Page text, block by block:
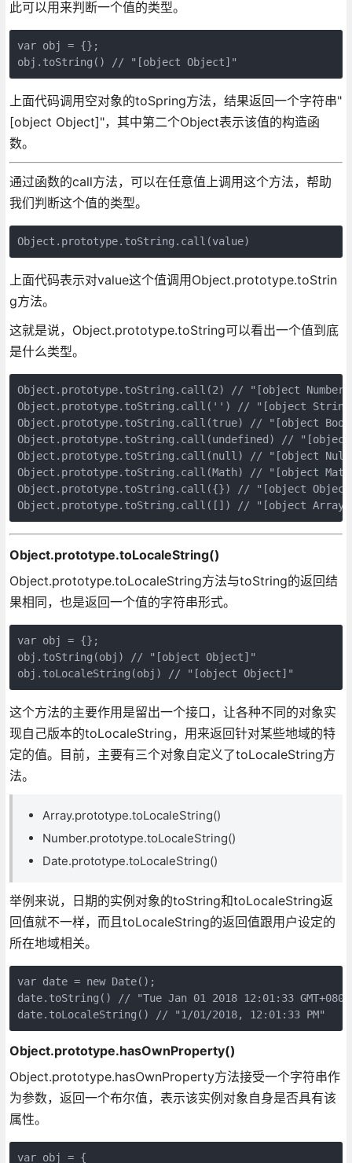
此可以用来判断一个值的类型。
var obj = {};
上面代码调用空对象的toSpring方法，结果返回一个字符串"
[object Object]"，其中第二个Object表示该值的构造函
数。
通过函数的call方法，可以在任意值上调用这个方法，帮助
我们判断这个值的类型。
上面代码表示对value这个值调用Object.prototype.toStrin
g方法。
这就是说，Object.prototype.toString可以看出一个值到底
是什么类型。
Object.prototype.toString.call(2) // "[object
Object.prototype.toString.call('') // "[object
Object.prototype.toString.call(true) // "[object
Object.prototype.toString.call(undefined) // "[object
Object.prototype.toString.call(null) // "[object
Object.prototype.toString.call(Math) // "[object
Object.prototype.toString.call({}) // "[object
Object.prototype.toLocaleString()
Object.prototype.toLocaleString方法与toString的返回结
果相同，也是返回一个值的字符串形式。
var obj = {};
obj.toString(obj) // "[object Object]"
这个方法的主要作用是留出一个接口，让各种不同的对象实
现自己版本的toLocaleString，用来返回针对某些地域的特
定的值。目前，主要有三个对象自定义了toLocaleString方
法。
Array.prototype.toLocaleString()
Number.prototype.toLocaleString()
Date.prototype.toLocaleString()
举例来说，日期的实例对象的toString和toLocaleString返
回值就不一样，而且toLocaleString的返回值跟用户设定的
所在地域相关。
var date = new Date();
date.toString() // "Tue Jan 01 2018 12:01:33
Object.prototype.hasOwnProperty()
Object.prototype.hasOwnProperty方法接受一个字符串作
为参数，返回一个布尔值，表示该实例对象自身是否具有该
属性。
var obj = {